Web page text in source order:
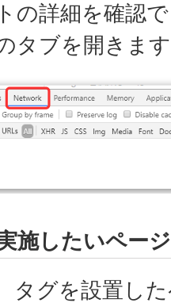
の詳細を確認
タブを開きま
施したいペー
タグを設置し